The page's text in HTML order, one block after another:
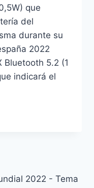
que
del
durante su
2022
Bluetooth 5.2 (1
indicará el
2022 - Tema